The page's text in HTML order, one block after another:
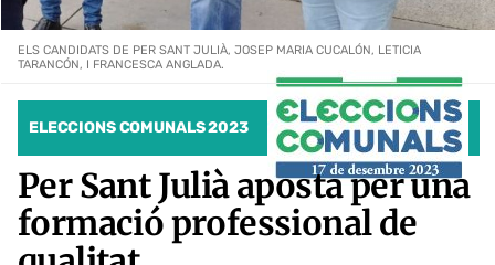
ELECCIONS COMUNALS 2023
Per Sant Julià aposta per una
formació professional de
ELS CANDIDATS DE PER SANT JULIÀ, JOSEP MARIA CUCALÓN, LETICIA
TARANCÓN, I FRANCESCA ANGLADA.